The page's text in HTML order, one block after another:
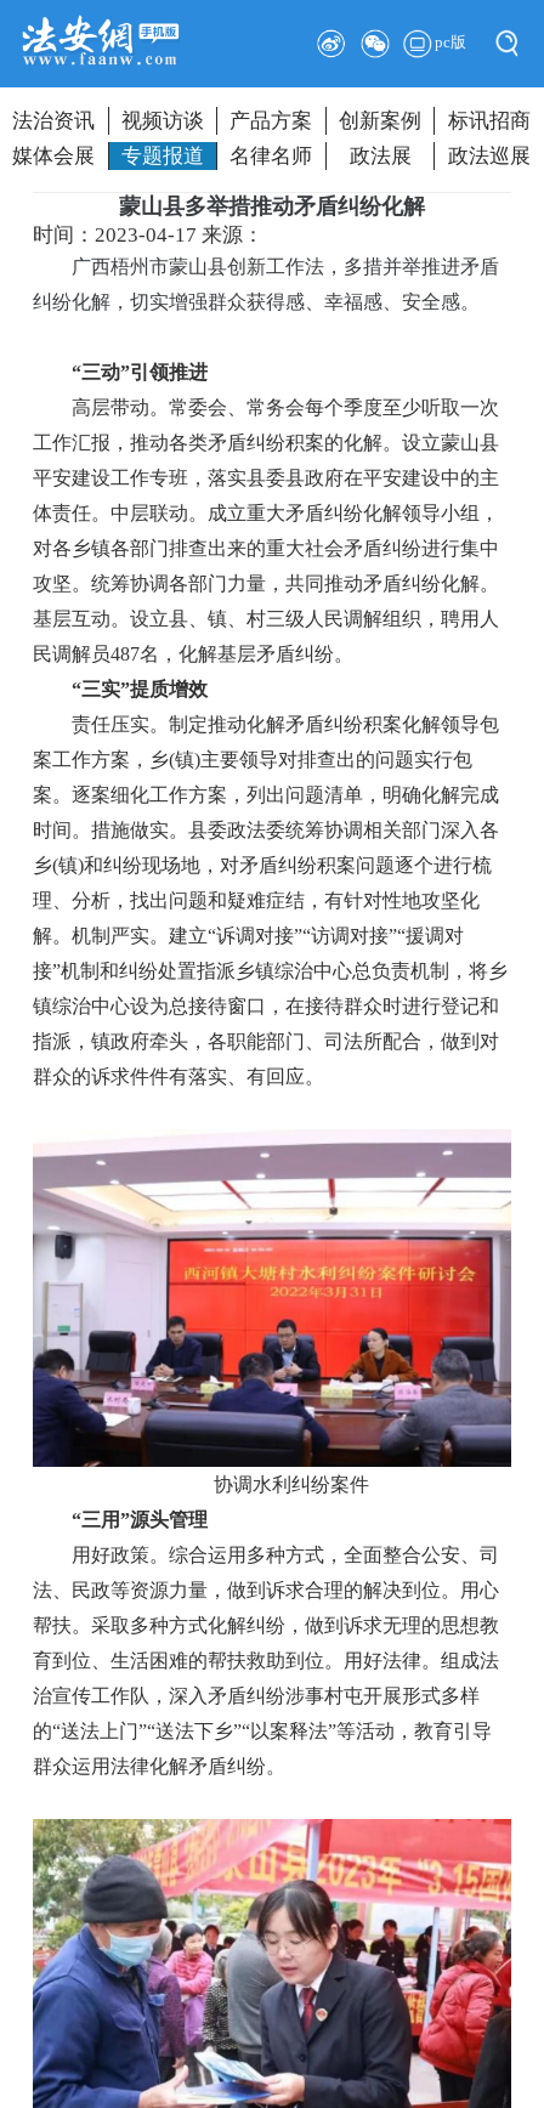
pc版
法治资讯 视频访谈 产品方案 创新案例
标讯招商
媒体会展
专题报道 名律名师 政法展 政法巡展
蒙山县多举措推动矛盾纠纷化解
时间：2023-04-17来源：
广西梧州市蒙山县创新工作法，多措并举推进矛盾
纠纷化解，切实增强群众获得感、幸福感、安全感。
“三动”引领推进
高层带动。常委会、常务会每个季度至少听取一次
工作汇报，推动各类矛盾纠纷积案的化解。设立蒙山县
平安建设工作专班，落实县委县政府在平安建设中的主
体责任。中层联动。成立重大矛盾纠纷化解领导小组，
对各乡镇各部门排查出来的重大社会矛盾纠纷进行集中
攻坚。统筹协调各部门力量，共同推动矛盾纠纷化解。
基层互动。设立县、镇、村三级人民调解组织，聘用人
民调解员487名，化解基层矛盾纠纷。
“三实”提质增效
责任压实。制定推动化解矛盾纠纷积案化解领导包
案工作方案，乡(镇)主要领导对排查出的问题实行包
案。逐案细化工作方案，列出问题清单，明确化解完成
时间。措施做实。县委政法委统筹协调相关部门深入各
乡(镇)和纠纷现场地，对矛盾纠纷积案问题逐个进行梳
理、分析，找出问题和疑难症结，有针对性地攻坚化
解。机制严实。建立“诉调对接”“访调对接”“援调对
接”机制和纠纷处置指派乡镇综治中心总负责机制，将乡
镇综治中心设为总接待窗口，在接待群众时进行登记和
指派，镇政府牵头，各职能部门、司法所配合，做到对
群众的诉求件件有落实、有回应。
协调水利纠纷案件
“三用”源头管理
用好政策。综合运用多种方式，全面整合公安、司
法、民政等资源力量，做到诉求合理的解决到位。用心
帮扶。采取多种方式化解纠纷，做到诉求无理的思想教
育到位、生活困难的帮扶救助到位。用好法律。组成法
治宣传工作队，深入矛盾纠纷涉事村屯开展形式多样
的“送法上门”“送法下乡”“以案释法”等活动，教育引导
群众运用法律化解矛盾纠纷。